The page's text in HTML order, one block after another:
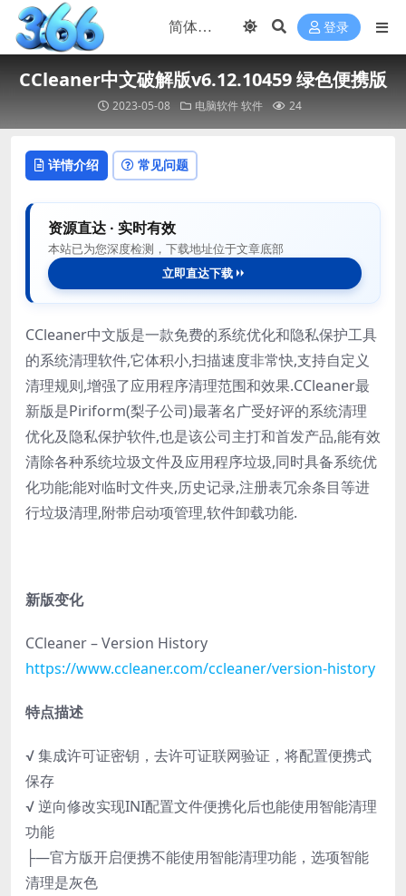
登录
CCleaner中文破解版v6.12.10459 绿色便携版
2023-05-08 电脑软件 软件 24
详情介绍 常见问题
资源直达 · 实时有效
本站已为您深度检测，下载地址位于文章底部
立即直达下载
CCleaner中文版是一款免费的系统优化和隐私保护工具
的系统清理软件,它体积小,扫描速度非常快,支持自定义
清理规则,增强了应用程序清理范围和效果.CCleaner最
新版是Piriform(梨子公司)最著名广受好评的系统清理
优化及隐私保护软件,也是该公司主打和首发产品,能有效
清除各种系统垃圾文件及应用程序垃圾,同时具备系统优
化功能;能对临时文件夹,历史记录,注册表冗余条目等进
行垃圾清理,附带启动项管理,软件卸载功能.
新版变化
CCleaner – Version History
https://www.ccleaner.com/ccleaner/version-history
特点描述
√ 集成许可证密钥，去许可证联网验证，将配置便携式
保存
√ 逆向修改实现INI配置文件便携化后也能使用智能清理
功能
├—官方版开启便携不能使用智能清理功能，选项智能
清理是灰色